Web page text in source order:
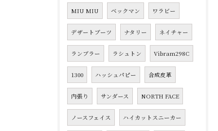
MIU MIU ベックマン ワラビー
デザートブーツ ナタリー ネイチャー
ランブラー ラシュトン Vibram298C
1300 ハッシュパピー 合成皮革
内張り サンダース NORTH FACE
ノースフェイス ハイカットスニーカー